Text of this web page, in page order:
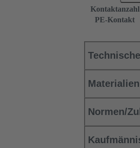
Kontaktanzahl
PE-Kontakt
Materialien
Normen/